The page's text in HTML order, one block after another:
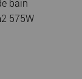
bain
575W